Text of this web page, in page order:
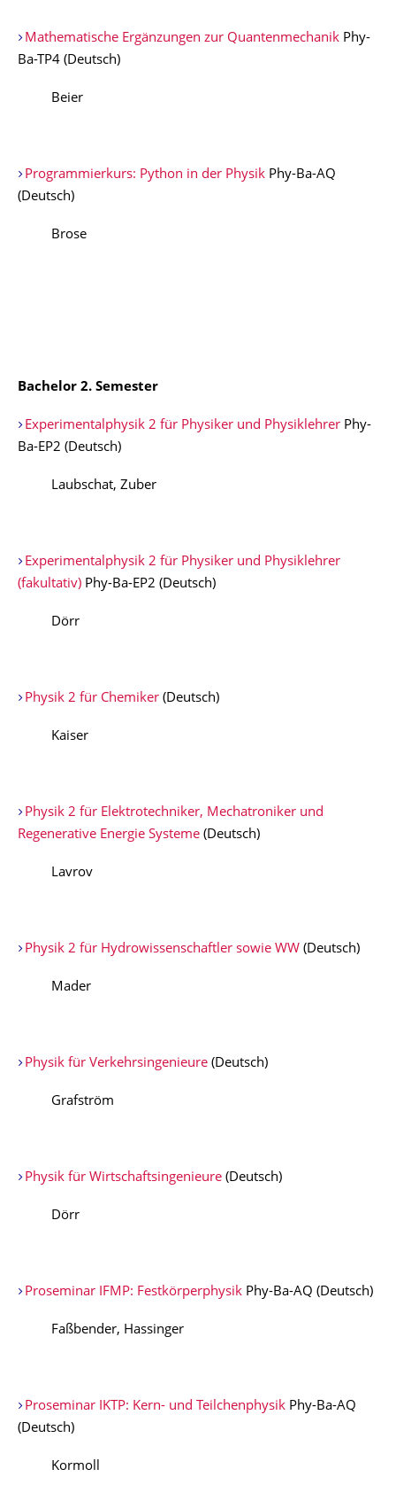
Mathematische Ergänzungen zur Quantenmechanik Phy-
Ba-TP4 (Deutsch)
Beier
Programmierkurs: Python in der Physik Phy-Ba-AQ
(Deutsch)
Brose
Bachelor 2. Semester
Experimentalphysik 2 für Physiker und Physiklehrer Phy-
Ba-EP2 (Deutsch)
Laubschat, Zuber
Experimentalphysik 2 für Physiker und Physiklehrer
(fakultativ) Phy-Ba-EP2 (Deutsch)
Dörr
Physik 2 für Chemiker (Deutsch)
Kaiser
Physik 2 für Elektrotechniker, Mechatroniker und
Regenerative Energie Systeme (Deutsch)
Lavrov
Physik 2 für Hydrowissenschaftler sowie WW (Deutsch)
Mader
Physik für Verkehrsingenieure (Deutsch)
Grafström
Physik für Wirtschaftsingenieure (Deutsch)
Dörr
Proseminar IFMP: Festkörperphysik Phy-Ba-AQ (Deutsch)
Faßbender, Hassinger
Proseminar IKTP: Kern- und Teilchenphysik Phy-Ba-AQ
(Deutsch)
Kormoll